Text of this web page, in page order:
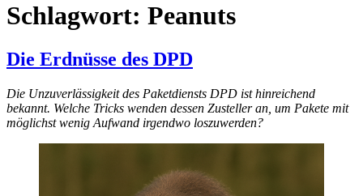
Schlagwort: Peanuts
Die Erdnüsse des DPD
Die Unzuverlässigkeit des Paketdiensts DPD ist hinreichend
bekannt. Welche Tricks wenden dessen Zusteller an, um Pakete mit
möglichst wenig Aufwand irgendwo loszuwerden?